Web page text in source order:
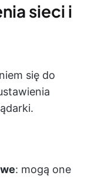
sieci i
się do
: mogą one